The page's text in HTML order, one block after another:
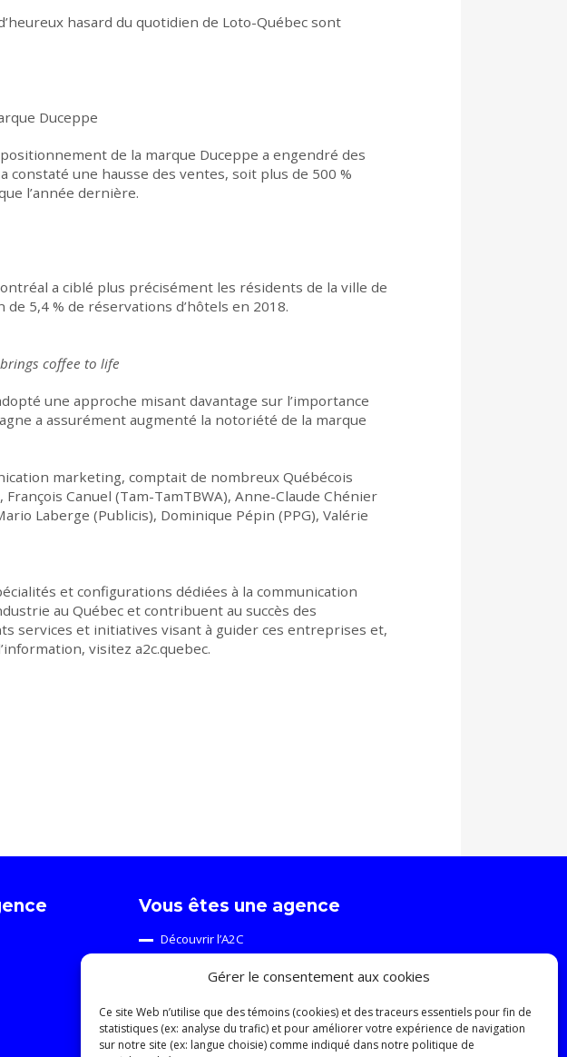
Gérer le consentement aux cookies
Ce site Web n’utilise que des témoins (cookies) et des traceurs essentiels pour fin de
statistiques (ex: analyse du trafic) et pour améliorer votre expérience de navigation
sur notre site (ex: langue choisie) comme indiqué dans notre politique de
hasard du quotidien de Loto-Québec sont
Duceppe
de la marque Duceppe a engendré des
une hausse des ventes, soit plus de 500 %
l’année dernière.
a ciblé plus précisément les résidents de la ville de
5,4 % de réservations d’hôtels en 2018.
coffee to life
une approche misant davantage sur l’importance
a assurément augmenté la notoriété de la marque
marketing, comptait de nombreux Québécois
Canuel (Tam-TamTBWA), Anne-Claude Chénier
Laberge (Publicis), Dominique Pépin (PPG), Valérie
et configurations dédiées à la communication
au Québec et contribuent au succès des
services et initiatives visant à guider ces entreprises et,
visitez a2c.quebec.
Vous êtes une agence
Découvrir l’A2C
Ressources
Relève